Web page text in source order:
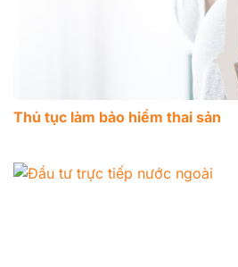
Thủ tục làm bảo hiểm thai sản